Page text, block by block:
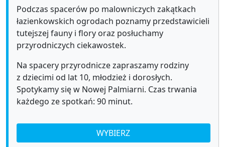
Podczas spacerów po malowniczych zakątkach
łazienkowskich ogrodach poznamy przedstawicieli
tutejszej fauny i flory oraz posłuchamy
przyrodniczych ciekawostek.
Na spacery przyrodnicze zapraszamy rodziny
z dziecimi od lat 10, młodzież i dorosłych.
Spotykamy się w Nowej Palmiarni. Czas trwania
każdego ze spotkań: 90 minut.
WYBIERZ